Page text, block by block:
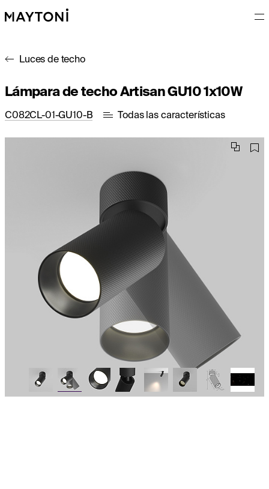
Luces de techo
Lámpara de techo Artisan GU10 1x10W
C082CL-01-GU10-B Todas las características